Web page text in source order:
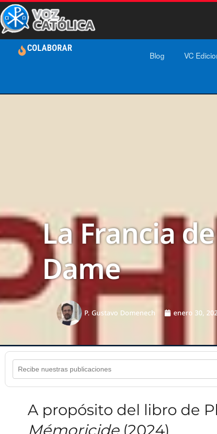
COLABORAR
Blog VC
La Francia
Dame
P. Gustavo Domenech enero 30,
A propósito del libro de
Mémoricide(2024)